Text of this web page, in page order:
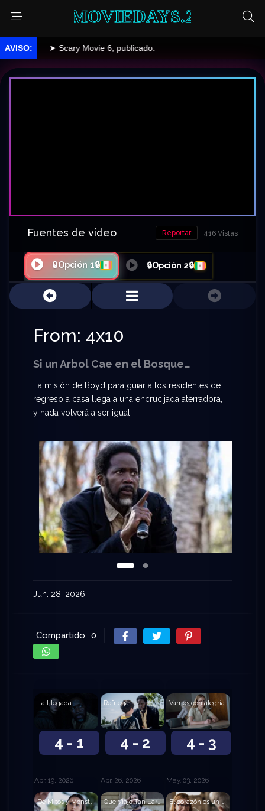
MOVIEDAYS.2
➤ Scary Movie 6, publicado.
Fuentes de vídeo 416 Vistas
Reportar
🔒Opción 1🔒 🔒Opción 2🔒
From: 4x10
Si un Arbol Cae en el Bosque…
La misión de Boyd para guiar a los residentes de
regreso a casa llega a una encrucijada aterradora,
y nada volverá a ser igual.
Jun. 28, 2026
Compartido 0
4 - 1
La Llegada
Apr. 19, 2026
4 - 2
Refriega
Apr. 26, 2026
4 - 3
Vamos con alegría
May. 03, 2026
De Mitos y Monstruos Que Viaje Tan Largo y Extraño Ha Sido El corazón es un Cazador Solitario